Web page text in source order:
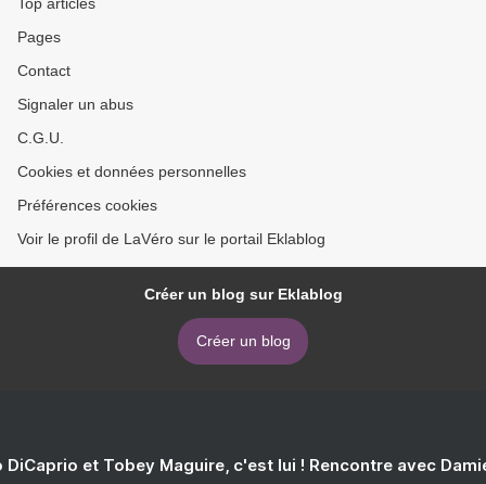
Pages
Contact
Signaler un abus
C.G.U.
Cookies et données personnelles
Préférences cookies
Voir le profil de LaVéro sur le portail Eklablog
Créer un blog sur Eklablog
Créer un blog
DiCaprio et Tobey Maguire, c'est lui ! Rencontre avec